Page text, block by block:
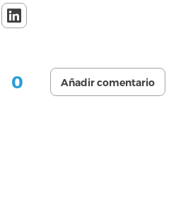
0 Añadir comentario